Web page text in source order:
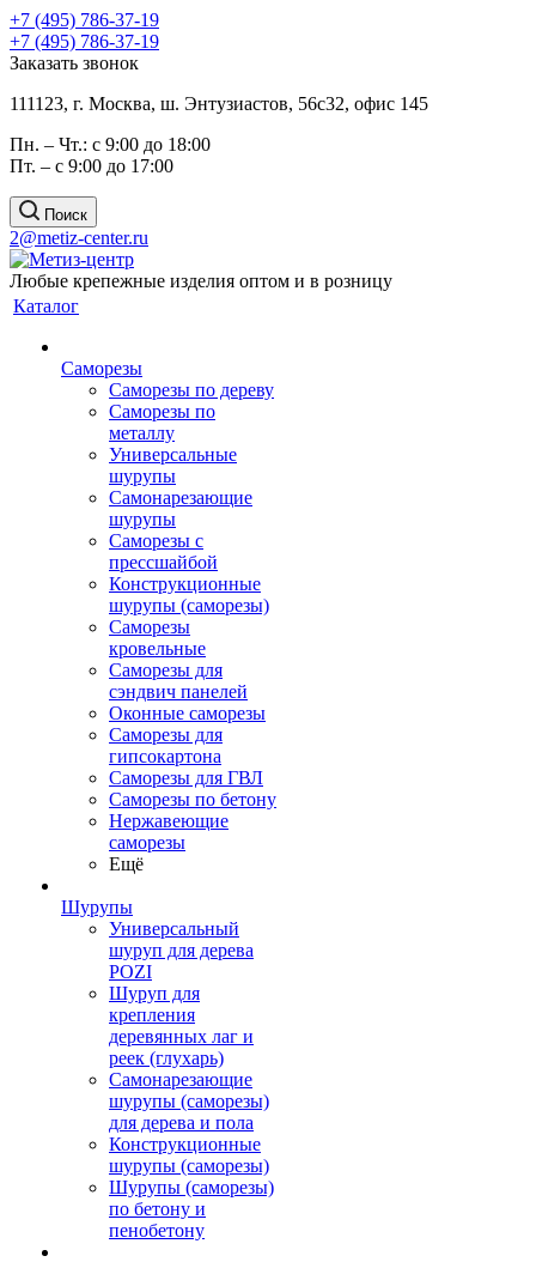
+7 (495) 786-37-19
+7 (495) 786-37-19
Заказать звонок
111123, г. Москва, ш. Энтузиастов, 56с32, офис 145
Пн. – Чт.: с 9:00 до 18:00
Пт. – с 9:00 до 17:00
Поиск
2@metiz-center.ru
Любые крепежные изделия оптом и в розницу
Каталог
Саморезы
Саморезы по дереву
Саморезы по
металлу
Универсальные
шурупы
Самонарезающие
шурупы
Саморезы с
прессшайбой
Конструкционные
шурупы (саморезы)
Саморезы
кровельные
Саморезы для
сэндвич панелей
Оконные саморезы
Саморезы для
гипсокартона
Саморезы для ГВЛ
Саморезы по бетону
Нержавеющие
саморезы
Ещё
Шурупы
Универсальный
шуруп для дерева
POZI
Шуруп для
крепления
деревянных лаг и
реек (глухарь)
Самонарезающие
шурупы (саморезы)
для дерева и пола
Конструкционные
шурупы (саморезы)
Шурупы (саморезы)
по бетону и
пенобетону